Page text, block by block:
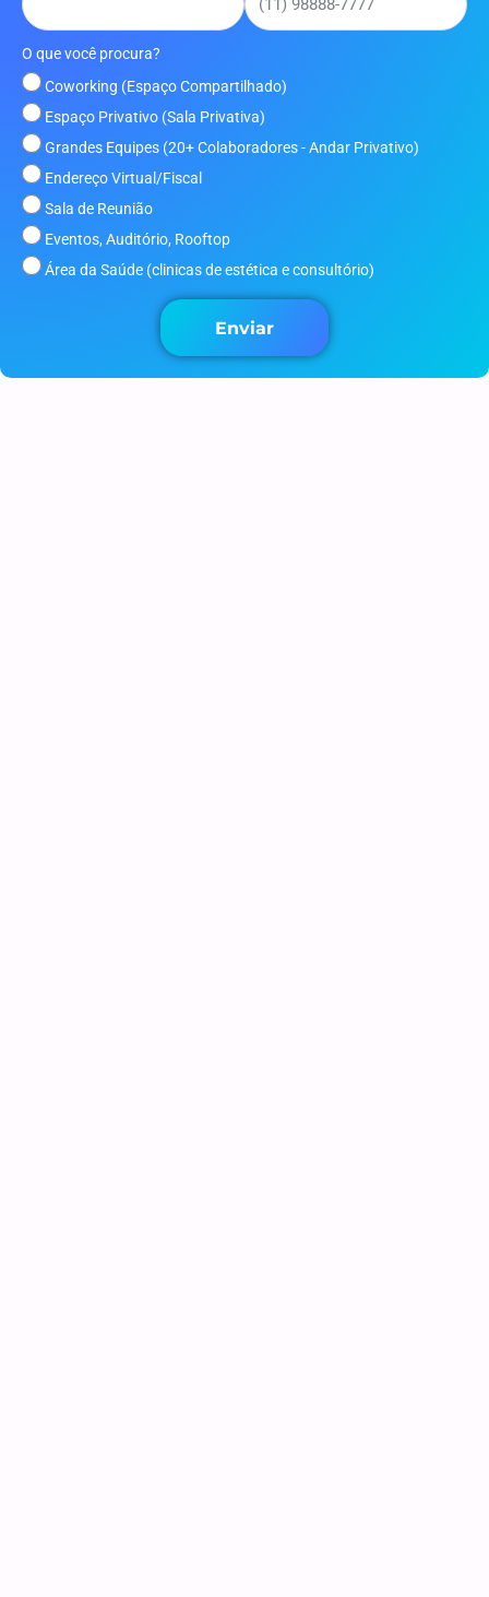
Endereço Virtual/Fiscal
Sala de Reunião
Eventos, Auditório, Rooftop
Área da Saúde (clinicas de estética e consultório)